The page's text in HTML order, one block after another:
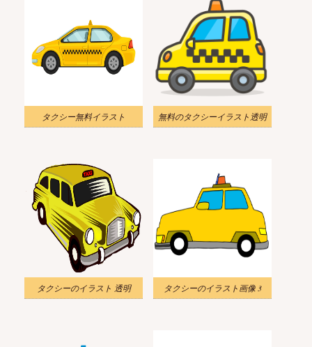
タクシー無料イラスト 無料のタクシーイラスト透明
タクシーのイラスト 透明 タクシーのイラスト画像 3